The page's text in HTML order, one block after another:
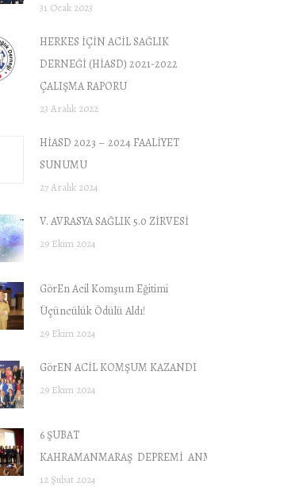
31 Ocak 2023
HERKES İÇİN ACİL SAĞLIK
DERNEĞİ (HİASD) 2021-2022
ÇALIŞMA RAPORU
23 Aralık 2022
HİASD 2023 – 2024 FAALİYET
SUNUMU
27 Aralık 2024
V. AVRASYA SAĞLIK 5.0 ZİRVESİ
29 Ekim 2024
GörEn Acil Komşum Eğitimi
Üçüncülük Ödülü Aldı!
29 Ekim 2024
GörEN ACİL KOMŞUM KAZANDI
29 Ekim 2024
6 ŞUBAT
KAHRAMANMARAŞ DEPREMİ ANMA PROGRAMI
12 Şubat 2024